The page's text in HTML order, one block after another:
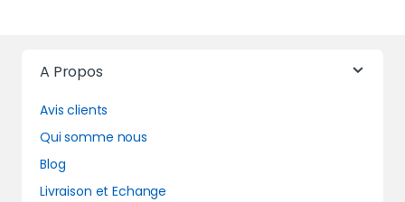
A Propos
Avis clients
Qui somme nous
Blog
Livraison et Echange